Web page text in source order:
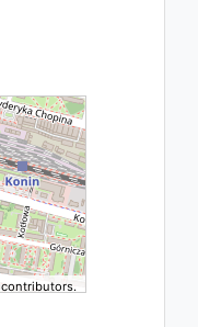
contributors.